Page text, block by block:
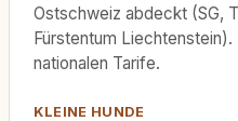
Ostschweiz abdeckt (SG,
Fürstentum Liechtenstein).
nationalen Tarife.
KLEINE HUNDE